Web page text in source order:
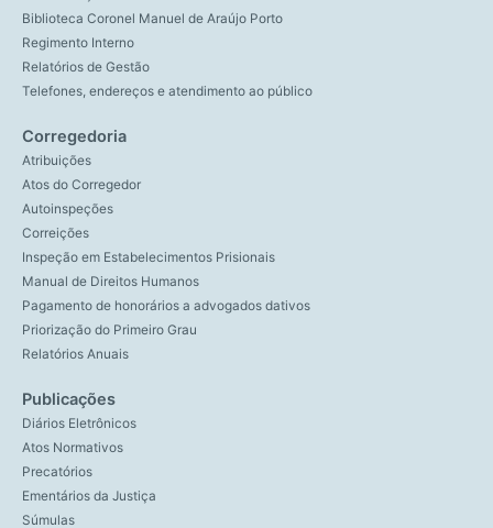
Biblioteca Coronel Manuel de Araújo Porto
Regimento Interno
Relatórios de Gestão
Telefones, endereços e atendimento ao público
Corregedoria
Atribuições
Atos do Corregedor
Autoinspeções
Correições
Inspeção em Estabelecimentos Prisionais
Manual de Direitos Humanos
Pagamento de honorários a advogados dativos
Priorização do Primeiro Grau
Relatórios Anuais
Publicações
Diários Eletrônicos
Atos Normativos
Precatórios
Ementários da Justiça
Súmulas